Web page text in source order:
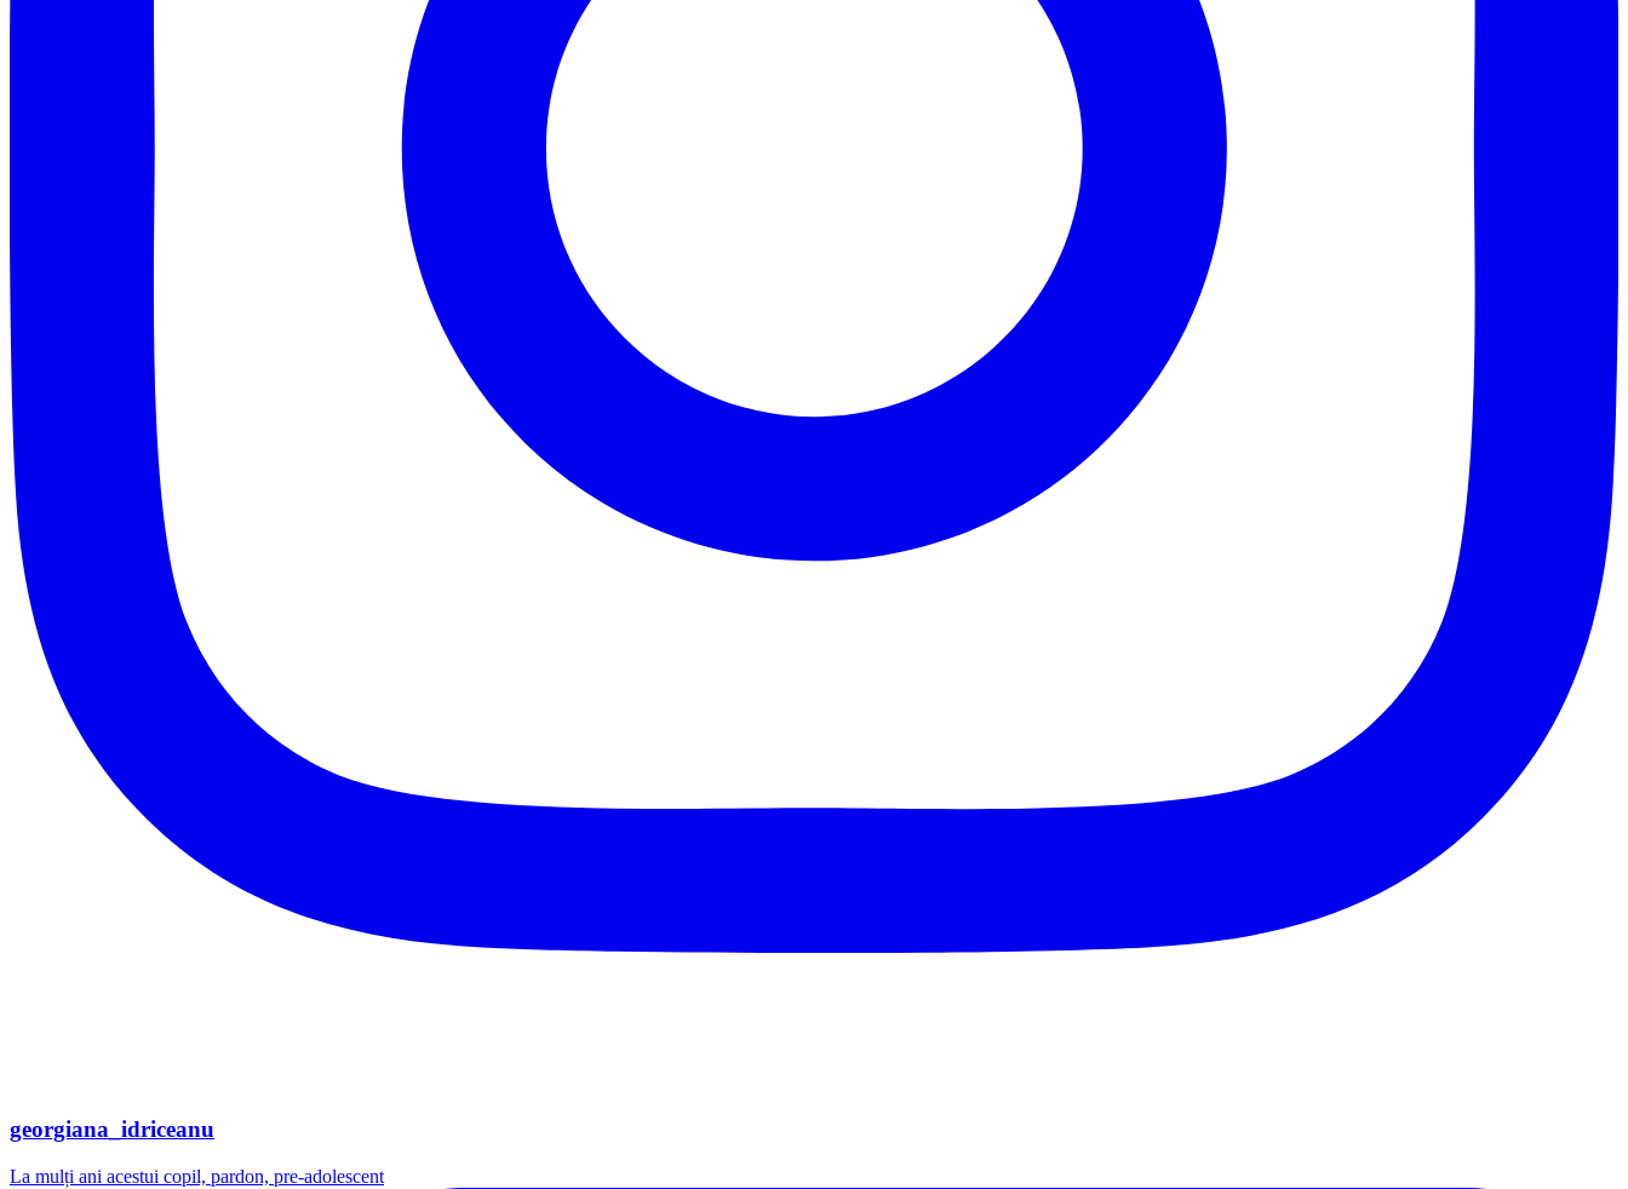
georgiana_idriceanu
La mulți ani acestui copil, pardon, pre-adolescent